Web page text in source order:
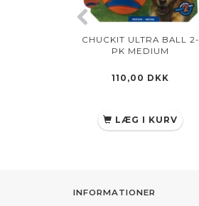
CHUCKIT ULTRA BALL 2-
PK MEDIUM
110,00 DKK
LÆG I KURV
INFORMATIONER